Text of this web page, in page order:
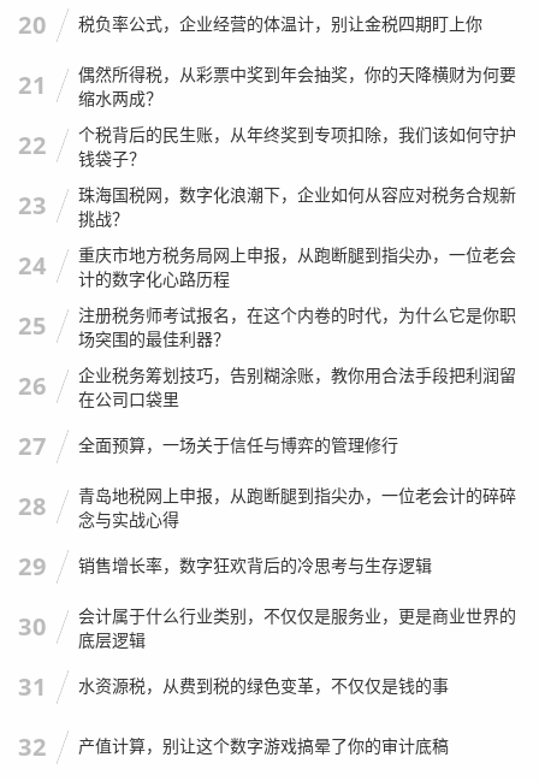
是我表弟的同学，上次有点小税漏交了，一个电话就搞定
了。”
我听完心里直叹气,我告诉他：“哥，这种关系，以后是‘毒
药’啊，现在的税务系统是全省乃至全国联网的，风险指标是
总局发的，你那个局长表弟同学，可能今天能帮你把案子压
下来，但数据就在那儿摆着，如果以后被上级稽查局或者督
察内审抽到了，这就是‘执法犯法’，性质更严重，到时候，别
说你表弟同学保不住饭碗，连你也得被定性为‘重大税收违法
失信主体’。”
咱们山东人重感情,这没得说，是美德，但在税务这件事上，
必须得把“感情”和“原则”分开，现在的税务干部，压力也大，
执法记录仪全程录像，系统全程留痕，你找关系，不仅是在
害人家，也是在给自己埋雷。
策”，你把政策研究透了，跟税务局沟通的时候，用专业的法
作人员也会尊重你，因为对他们来说，一个专业、合规的纳
税人，也是他们最愿意面对的对象。
写在最后：路在脚下
“山东地税吧”虽然可能不再像以前那样热闹，但它代表的那
段——咱们山东会计人在迷茫中探索、在压力下前行的历
20 税负率公式，企业经营的体温计，别让金税四期盯上你
21
偶然所得税，从彩票中奖到年会抽奖，你的天降横财为何要
缩水两成？
22
个税背后的民生账，从年终奖到专项扣除，我们该如何守护
钱袋子？
23
珠海国税网，数字化浪潮下，企业如何从容应对税务合规新
挑战？
24
重庆市地方税务局网上申报，从跑断腿到指尖办，一位老会
计的数字化心路历程
25
注册税务师考试报名，在这个内卷的时代，为什么它是你职
场突围的最佳利器？
26
企业税务筹划技巧，告别糊涂账，教你用合法手段把利润留
在公司口袋里
27 全面预算，一场关于信任与博弈的管理修行
28
青岛地税网上申报，从跑断腿到指尖办，一位老会计的碎碎
念与实战心得
29 销售增长率，数字狂欢背后的冷思考与生存逻辑
30
会计属于什么行业类别，不仅仅是服务业，更是商业世界的
底层逻辑
31 水资源税，从费到税的绿色变革，不仅仅是钱的事
32 产值计算，别让这个数字游戏搞晕了你的审计底稿